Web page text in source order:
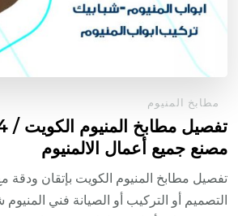
مطابخ المنيوم
مصنع جميع أعمال الالمنيوم
تفصيل مطابخ المنيوم الكويت بإتقان ودقة
التصميم أو التركيب أو الصيانة فني